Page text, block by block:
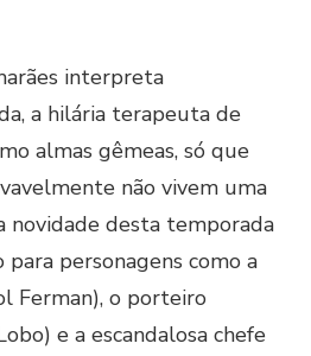
interpreta
a hilária terapeuta de
almas gêmeas, só que
não vivem uma
novidade desta temporada
para personagens como a
Ferman), o porteiro
e a escandalosa chefe